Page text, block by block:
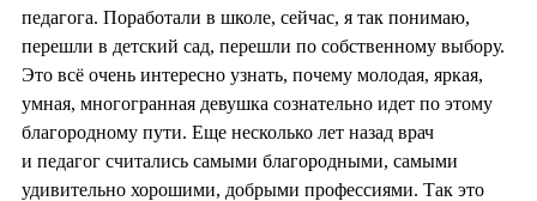
педагога. Поработали в школе, сейчас, я так понимаю,
перешли в детский сад, перешли по собственному выбору.
Это всё очень интересно узнать, почему молодая, яркая,
умная, многогранная девушка сознательно идет по этому
благородному пути. Еще несколько лет назад врач
и педагог считались самыми благородными, самыми
удивительно хорошими, добрыми профессиями. Так это